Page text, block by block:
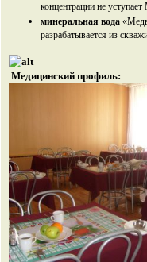
концентрации не
минеральная вода
разрабатывается из
Медицинский профиль: